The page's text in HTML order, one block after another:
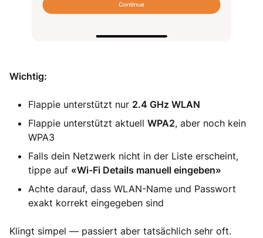
Wichtig:
Flappie unterstützt nur 2.4 GHz WLAN
Flappie unterstützt aktuell WPA2, aber noch kein
WPA3
Falls dein Netzwerk nicht in der Liste erscheint,
tippe auf «Wi-Fi Details manuell eingeben»
Achte darauf, dass WLAN-Name und Passwort
exakt korrekt eingegeben sind
Klingt simpel — passiert aber tatsächlich sehr oft.